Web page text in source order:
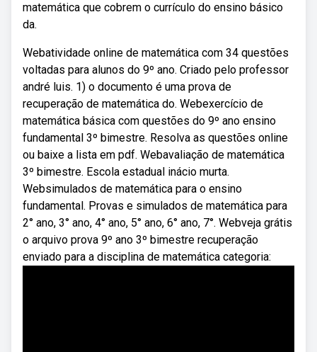
matemática que cobrem o currículo do ensino básico
da.
Webatividade online de matemática com 34 questões
voltadas para alunos do 9º ano. Criado pelo professor
andré luis. 1) o documento é uma prova de
recuperação de matemática do. Webexercício de
matemática básica com questões do 9º ano ensino
fundamental 3º bimestre. Resolva as questões online
ou baixe a lista em pdf. Webavaliação de matemática
3º bimestre. Escola estadual inácio murta.
Websimulados de matemática para o ensino
fundamental. Provas e simulados de matemática para
2° ano, 3° ano, 4° ano, 5° ano, 6° ano, 7°. Webveja grátis
o arquivo prova 9º ano 3º bimestre recuperação
enviado para a disciplina de matemática categoria: